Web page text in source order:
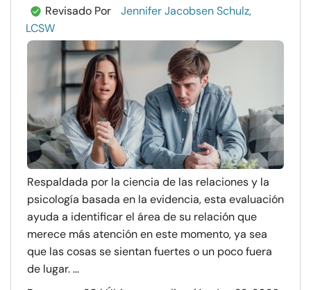
Revisado Por
Jennifer Jacobsen Schulz,
LCSW
Respaldada por la ciencia de las relaciones y la
psicología basada en la evidencia, esta evaluación
ayuda a identificar el área de su relación que
merece más atención en este momento, ya sea
que las cosas se sientan fuertes o un poco fuera
de lugar. ...